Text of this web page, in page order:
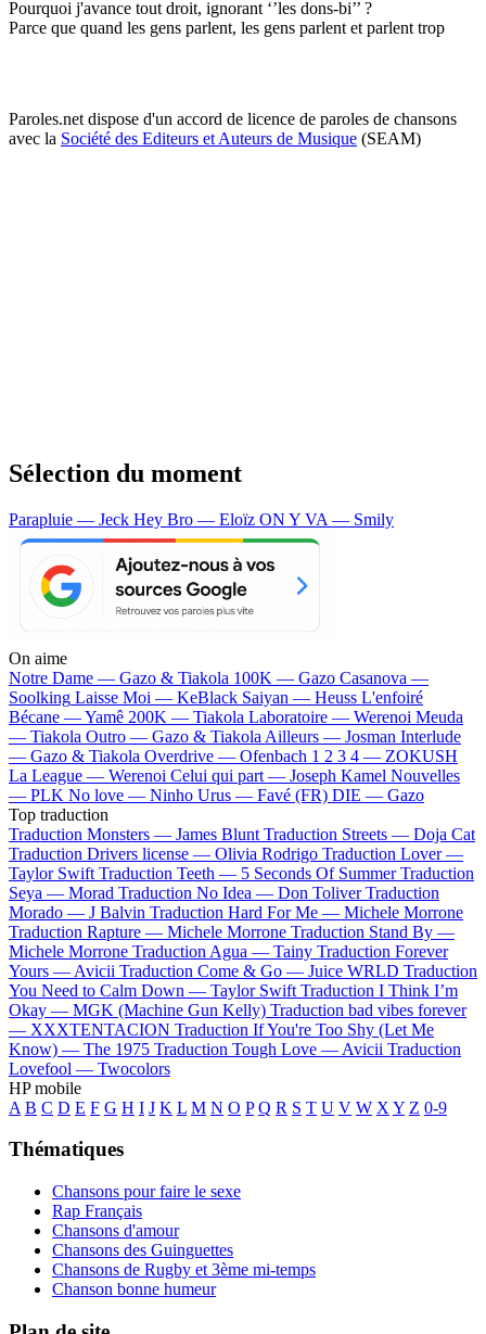
Pourquoi j'avance tout droit, ignorant ‘’les dons-bi’’ ?
Parce que quand les gens parlent, les gens parlent et parlent trop
Paroles.net dispose d'un accord de licence de paroles de chansons
avec la Société des Editeurs et Auteurs de Musique (SEAM)
Sélection du moment
Parapluie — Jeck Hey Bro — Eloïz ON Y VA — Smily
On aime
Notre Dame — Gazo & Tiakola 100K — Gazo Casanova —
Soolking Laisse Moi — KeBlack Saiyan — Heuss L'enfoiré
Bécane —Yamê 200K — Tiakola Laboratoire — Werenoi Meuda
— Tiakola Outro — Gazo & Tiakola Ailleurs — Josman Interlude
— Gazo & Tiakola Overdrive — Ofenbach 1 2 3 4 — ZOKUSH
La League — Werenoi Celui qui part — Joseph Kamel Nouvelles
— PLK No love — Ninho Urus — Favé (FR) DIE — Gazo
Top traduction
Traduction Monsters — James Blunt Traduction Streets — Doja Cat
Traduction Drivers license — Olivia Rodrigo Traduction Lover —
Taylor Swift Traduction Teeth — 5 Seconds Of Summer Traduction
Seya — Morad Traduction No Idea — Don Toliver Traduction
Morado — J Balvin Traduction Hard For Me — Michele Morrone
Traduction Rapture — Michele Morrone Traduction Stand By —
Michele Morrone Traduction Agua — Tainy Traduction Forever
Yours — Avicii Traduction Come & Go — Juice WRLD Traduction
You Need to Calm Down — Taylor Swift Traduction I Think I’m
Okay — MGK (Machine Gun Kelly) Traduction bad vibes forever
— XXXTENTACION Traduction If You're Too Shy (Let Me
Know) — The 1975 Traduction Tough Love — Avicii Traduction
Lovefool — Twocolors
HP mobile
A B C D E F G H I J K L M N O P Q R S T U V W X Y Z 0-9
Thématiques
Chansons pour faire le sexe
Rap Français
Chansons d'amour
Chansons des Guinguettes
Chansons de Rugby et 3ème mi-temps
Chanson bonne humeur